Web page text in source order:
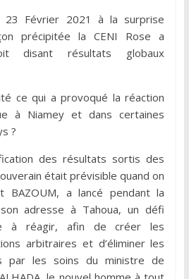
23 Février 2021 à la surprise
précipitée la CENI Rose a
disant résultats globaux
ce qui a provoqué la réaction
à Niamey et dans certaines
?
des résultats sortis des
était prévisible quand on
BAZOUM, a lancé pendant la
adresse à Tahoua, un défi
à réagir, afin de créer les
arbitraires et d’éliminer les
par les soins du ministre de